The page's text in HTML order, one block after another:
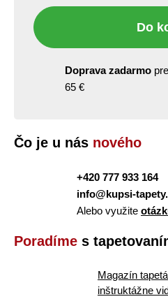
Do
Doprava zadarmo
65 €
Čo je u nás nového
+420 777 933 164
info@kupsi-
Alebo využite
Poradíme s
Magazín
inštruktážne